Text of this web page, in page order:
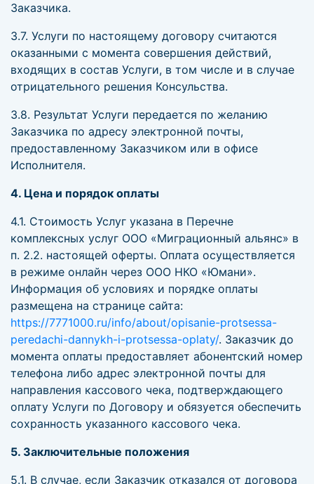
Заказчика.
3.7. Услуги по настоящему договору считаются
оказанными с момента совершения действий,
входящих в состав Услуги, в том числе и в случае
отрицательного решения Консульства.
3.8. Результат Услуги передается по желанию
Заказчика по адресу электронной почты,
предоставленному Заказчиком или в офисе
Исполнителя.
4. Цена и порядок оплаты
4.1. Стоимость Услуг указана в Перечне
комплексных услуг ООО «Миграционный альянс» в
п. 2.2. настоящей оферты. Оплата осуществляется
в режиме онлайн через ООО НКО «Юмани».
Информация об условиях и порядке оплаты
размещена на странице сайта:
https://7771000.ru/info/about/opisanie-protsessa-
peredachi-dannykh-i-protsessa-oplaty/. Заказчик до
момента оплаты предоставляет абонентский номер
телефона либо адрес электронной почты для
направления кассового чека, подтверждающего
оплату Услуги по Договору и обязуется обеспечить
сохранность указанного кассового чека.
5. Заключительные положения
5.1. В случае, если Заказчик отказался от договора